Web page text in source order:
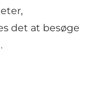
det at besøge
.